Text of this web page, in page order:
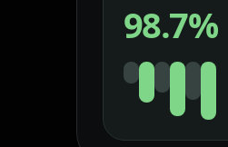
98.7%